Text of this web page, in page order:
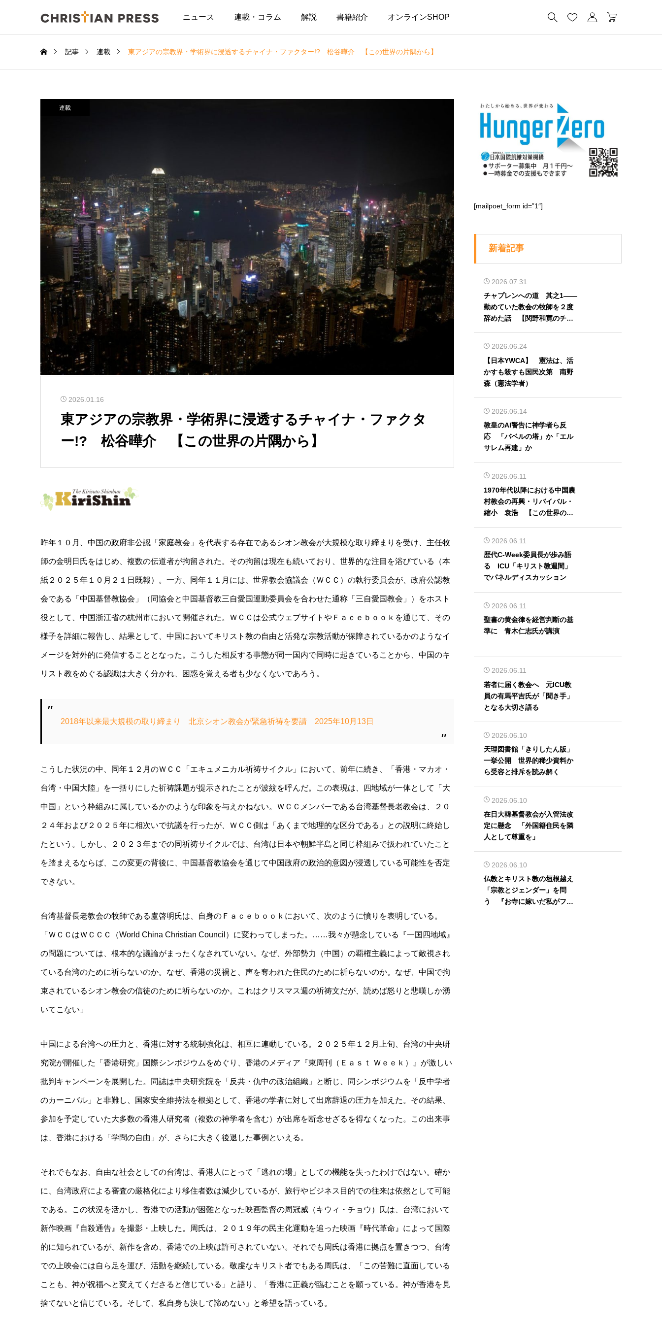
ニュース 連載・コラム 解説 書籍紹介 オンラインSHOP    
記事 連載 東アジアの宗教界・学術界に浸透するチャイナ・ファクター!? 松谷曄介 【この世界の片隅から】
連載
2026.01.16
東アジアの宗教界・学術界に浸透するチャイナ・ファクタ
ー!? 松谷曄介 【この世界の片隅から】
昨年１０月、中国の政府非公認「家庭教会」を代表する存在であるシオン教会が大規模な取り締まりを受け、主任牧
師の金明日氏をはじめ、複数の伝道者が拘留された。その拘留は現在も続いており、世界的な注目を浴びている（本
紙２０２５年１０月２１日既報）。一方、同年１１月には、世界教会協議会（ＷＣＣ）の執行委員会が、政府公認教
会である「中国基督教協会」（同協会と中国基督教三自愛国運動委員会を合わせた通称「三自愛国教会」）をホスト
役として、中国浙江省の杭州市において開催された。ＷＣＣは公式ウェブサイトやＦａｃｅｂｏｏｋを通じて、その
様子を詳細に報告し、結果として、中国においてキリスト教の自由と活発な宗教活動が保障されているかのようなイ
メージを対外的に発信することとなった。こうした相反する事態が同一国内で同時に起きていることから、中国のキ
リスト教をめぐる認識は大きく分かれ、困惑を覚える者も少なくないであろう。
2018年以来最大規模の取り締まり 北京シオン教会が緊急祈祷を要請 2025年10月13日
こうした状況の中、同年１２月のＷＣＣ「エキュメニカル祈祷サイクル」において、前年に続き、「香港・マカオ・
台湾・中国大陸」を一括りにした祈祷課題が提示されたことが波紋を呼んだ。この表現は、四地域が一体として「大
中国」という枠組みに属しているかのような印象を与えかねない。ＷＣＣメンバーである台湾基督長老教会は、２０
２４年および２０２５年に相次いで抗議を行ったが、ＷＣＣ側は「あくまで地理的な区分である」との説明に終始し
たという。しかし、２０２３年までの同祈祷サイクルでは、台湾は日本や朝鮮半島と同じ枠組みで扱われていたこと
を踏まえるならば、この変更の背後に、中国基督教協会を通じて中国政府の政治的意図が浸透している可能性を否定
できない。
台湾基督長老教会の牧師である盧啓明氏は、自身のＦａｃｅｂｏｏｋにおいて、次のように憤りを表明している。
「ＷＣＣはＷＣＣＣ（World China Christian Council）に変わってしまった。……我々が懸念している『一国四地域』
の問題については、根本的な議論がまったくなされていない。なぜ、外部勢力（中国）の覇権主義によって敵視され
ている台湾のために祈らないのか。なぜ、香港の災禍と、声を奪われた住民のために祈らないのか。なぜ、中国で拘
束されているシオン教会の信徒のために祈らないのか。これはクリスマス週の祈祷文だが、読めば怒りと悲嘆しか湧
いてこない」
中国による台湾への圧力と、香港に対する統制強化は、相互に連動している。２０２５年１２月上旬、台湾の中央研
究院が開催した「香港研究」国際シンポジウムをめぐり、香港のメディア『東周刊（Ｅａｓｔ Ｗｅｅｋ）』が激しい
批判キャンペーンを展開した。同誌は中央研究院を「反共・仇中の政治組織」と断じ、同シンポジウムを「反中学者
のカーニバル」と非難し、国家安全維持法を根拠として、香港の学者に対して出席辞退の圧力を加えた。その結果、
参加を予定していた大多数の香港人研究者（複数の神学者を含む）が出席を断念せざるを得なくなった。この出来事
は、香港における「学問の自由」が、さらに大きく後退した事例といえる。
それでもなお、自由な社会としての台湾は、香港人にとって「逃れの場」としての機能を失ったわけではない。確か
に、台湾政府による審査の厳格化により移住者数は減少しているが、旅行やビジネス目的での往来は依然として可能
である。この状況を活かし、香港での活動が困難となった映画監督の周冠威（キウィ・チョウ）氏は、台湾において
新作映画『自殺通告』を撮影・上映した。周氏は、２０１９年の民主化運動を追った映画『時代革命』によって国際
的に知られているが、新作を含め、香港での上映は許可されていない。それでも周氏は香港に拠点を置きつつ、台湾
での上映会には自ら足を運び、活動を継続している。敬虔なキリスト者でもある周氏は、「この苦難に直面している
ことも、神が祝福へと変えてくださると信じている」と語り、「香港に正義が臨むことを願っている。神が香港を見
捨てないと信じている。そして、私自身も決して諦めない」と希望を語っている。
[mailpoet_form id=”1″]
新着記事
2026.07.31
チャプレンへの道 其之1――
勤めていた教会の牧師を２度
辞めた話 【関野和寛のチャ
2026.06.24
【日本YWCA】 憲法は、活
かすも殺すも国民次第 南野
森（憲法学者）
2026.06.14
教皇のAI警告に神学者ら反
応 「バベルの塔」か「エル
サレム再建」か
2026.06.11
1970年代以降における中国農
村教会の再興・リバイバル・
縮小 袁浩 【この世界の片
2026.06.11
歴代C-Week委員長が歩み語
る ICU「キリスト教週間」
でパネルディスカッション
2026.06.11
聖書の黄金律を経営判断の基
準に 青木仁志氏が講演
2026.06.11
若者に届く教会へ 元ICU教
員の有馬平吉氏が「聞き手」
となる大切さ語る
2026.06.10
天理図書館「きりしたん版」
一挙公開 世界的稀少資料か
ら受容と排斥を読み解く
2026.06.10
在日大韓基督教会が入管法改
定に懸念 「外国籍住民を隣
人として尊重を」
2026.06.10
仏教とキリスト教の垣根越え
「宗教とジェンダー」を問
う 『お寺に嫁いだ私がフェ